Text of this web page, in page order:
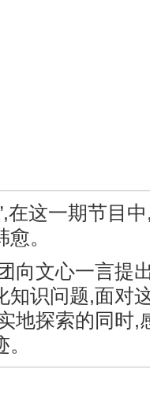
这一期节目中
。
文心一言提
知识问题,面对
地探索的同时,